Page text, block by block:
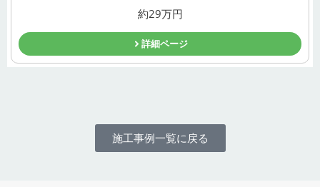
約29万円
詳細ページ
施工事例一覧に戻る